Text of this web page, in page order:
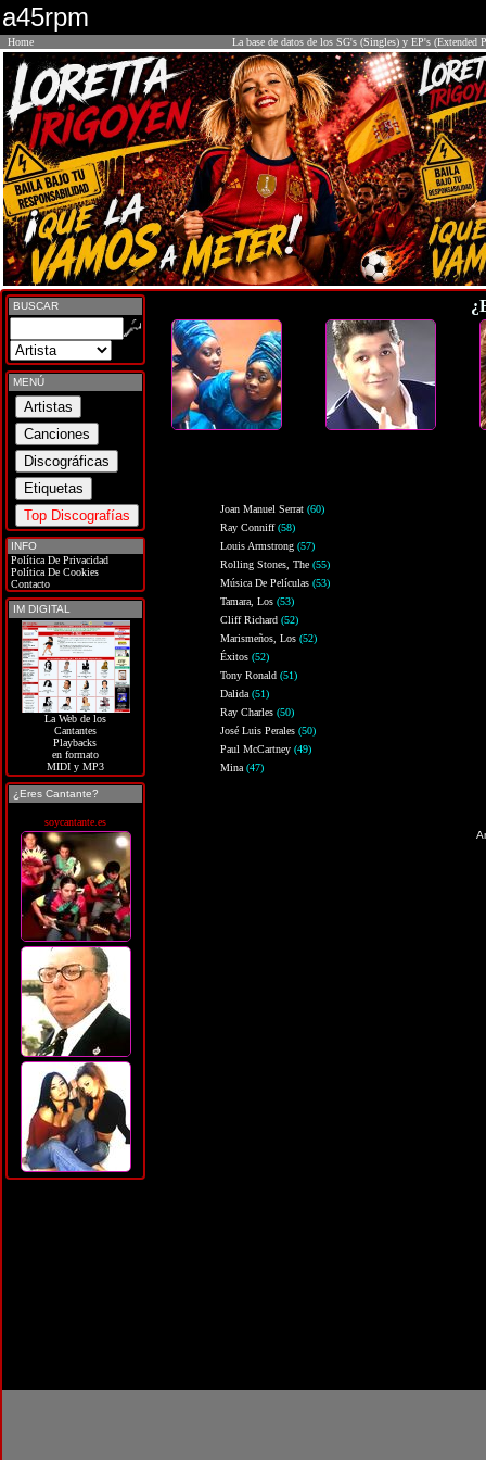
a45rpm
Home La base de datos de los SG's (Singles) y EP's (Extended
BUSCAR
MENÚ
INFO
Política De Privacidad
Política De Cookies
Contacto
IM DIGITAL
La Web de los
Cantantes
Playbacks
en formato
MIDI y MP3
¿Eres Cantante?
soycantante.es
Joan Manuel Serrat(60)
Ray Conniff(58)
Louis Armstrong(57)
Rolling Stones, The(55)
Música De Películas(53)
Tamara, Los(53)
Cliff Richard(52)
Marismeños, Los(52)
Éxitos(52)
Tony Ronald(51)
Dalida(51)
Ray Charles(50)
José Luis Perales(50)
Paul McCartney(49)
Mina(47)